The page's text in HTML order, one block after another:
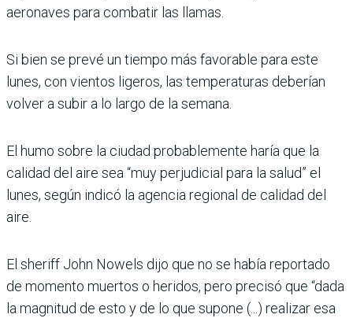
aeronaves para combatir las llamas.
Si bien se prevé un tiempo más favorable para este
lunes, con vientos ligeros, las temperaturas deberían
volver a subir a lo largo de la semana.
El humo sobre la ciudad probablemente haría que la
calidad del aire sea “muy perjudicial para la salud” el
lunes, según indicó la agencia regional de calidad del
aire.
El sheriff John Nowels dijo que no se había reportado
de momento muertos o heridos, pero precisó que “dada
la magnitud de esto y de lo que supone (...) realizar esa